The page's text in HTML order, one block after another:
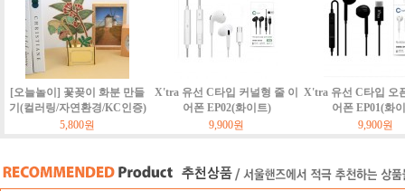
[오늘놀이] 꽃꽂이 화분 만들
기(컬러링/자연환경/KC인증)
5,800원
X'tra 유선 C타입 커널형 줄 이
어폰 EP02(화이트)
9,900원
X'tra 유선 C타입 오
어폰 EP01(화
9,900원